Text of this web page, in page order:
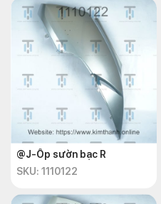
@J-Ốp sườn bạc R
SKU: 1110122